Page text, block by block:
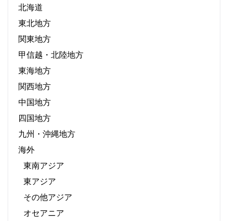
北海道
東北地方
関東地方
甲信越・北陸地方
東海地方
関西地方
中国地方
四国地方
九州・沖縄地方
海外
東南アジア
東アジア
その他アジア
オセアニア